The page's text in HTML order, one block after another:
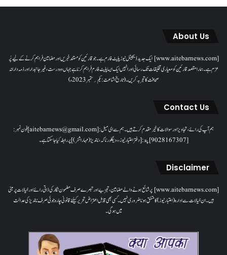
About Us
[www.aitebarnews.com] ایک جدید ڈیجیٹل نیوز پلیٹ فارم ہے۔ جو قارئین کو مستند خبریں اور مضامین فراہم کرنے کے لیے پُر
عزم ہے۔ ہمارا مقصدقارئین کو معیاری تخلیقات تک رسائی اور انہیں ایک ایسا پلیٹ فارم فراہم کرنا ہے جہاں وہ درست، غیر جانبدار اور ذمہ دارانہ
صحافت کا تجربہ کریں۔( تاریخ اشاعت : یکم؍ ستمبر 2023ء)
Contact Us
ہم آپ کی رائے، تجاویز اور سوالات کا خیرمقدم کرتے ہیں۔ ہم سےای میل: [aitebarnews@gmail.com]فون نمبر:
[9028167307]پتہ: [دفتر اعتبار نیوز، ، دیگلور ناکہ، ناندیڑ(مہاراشٹر) ] پر رابطہ کیا جاسکتا ہے۔
Disclaimer
[www.aitebarnews.com] پر شائع ہونے والے مضامین، تجزیے اور تبصرے صرف مضمون نگار کی ذاتی رائے اور خیالات پر مبنی
ہیں۔ ان خیالات سے ادارہ (اعتبار نیوز) کا متفق ہونا ضروری نہیں۔ کسی بھی قابل اعتراض تحریر کیلئے قانونی چارہ جوئی صرف ناندیڑ کی عدالت
میں ہوگی۔